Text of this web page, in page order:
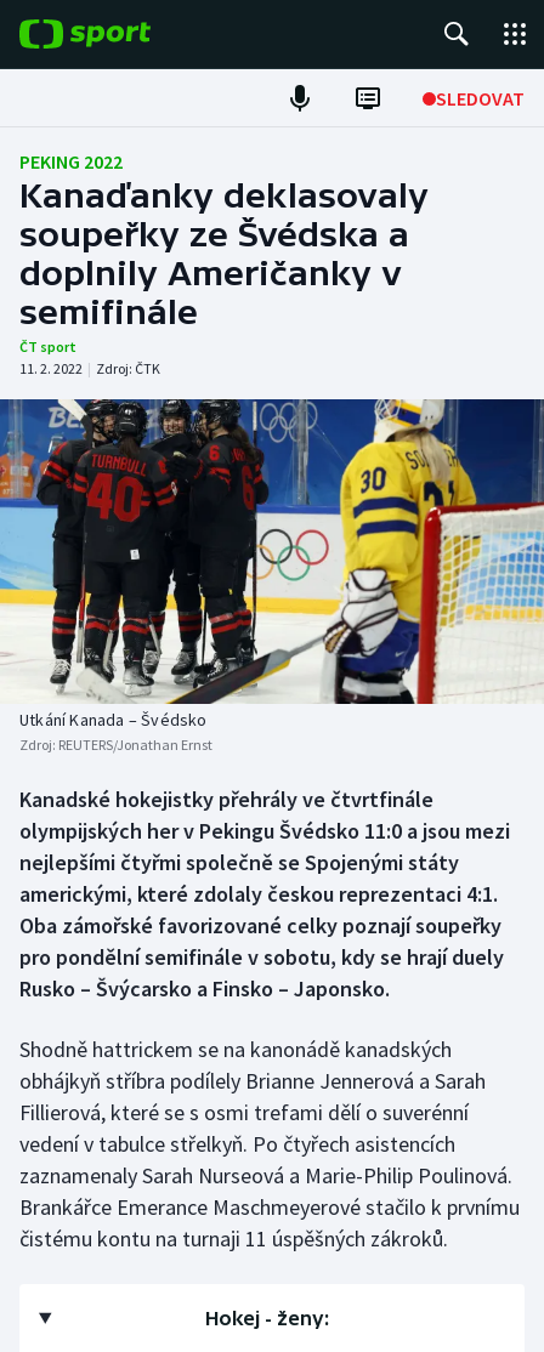
SLEDOVAT
Fotbal
Hokej
Tenis
Atletika
DALŠÍ SPORTY
Americký fotbal
Baseball a softbal
Basketbal
Biatlon
Boby a skeleton
Box
Curling
Dostihy
Florbal
Golf
Gymnastika
Házená
Judo
NEPŘEHLÉDNĚTE
Soutěže
Historické návraty
Aplikace ČT sport
AZ kvíz
PEKING 2022
Kanaďanky deklasovaly
soupeřky ze Švédska a
doplnily Američanky v
semifinále
ČT sport
11. 2. 2022 | Zdroj: ČTK
Utkání Kanada – Švédsko
Zdroj: REUTERS/Jonathan Ernst
Kanadské hokejistky přehrály ve čtvrtfinále
olympijských her v Pekingu Švédsko 11:0 a jsou mezi
nejlepšími čtyřmi společně se Spojenými státy
americkými, které zdolaly českou reprezentaci 4:1.
Oba zámořské favorizované celky poznají soupeřky
pro pondělní semifinále v sobotu, kdy se hrají duely
Rusko – Švýcarsko a Finsko – Japonsko.
Shodně hattrickem se na kanonádě kanadských
obhájkyň stříbra podílely Brianne Jennerová a Sarah
Fillierová, které se s osmi trefami dělí o suverénní
vedení v tabulce střelkyň. Po čtyřech asistencích
zaznamenaly Sarah Nurseová a Marie-Philip Poulinová.
Brankářce Emerance Maschmeyerové stačilo k prvnímu
čistému kontu na turnaji 11 úspěšných zákroků.
Hokej - ženy: